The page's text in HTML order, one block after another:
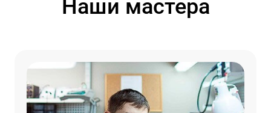
Наши мастера